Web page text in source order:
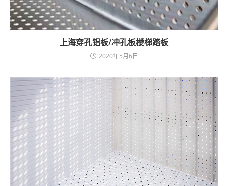
上海穿孔铝板/冲孔板楼梯踏板
2020年5月6日